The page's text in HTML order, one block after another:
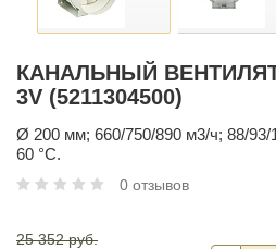
КАНАЛЬНЫЙ
3V (5211304500)
Ø 200 мм; 660/750/890 м3/ч; 88/
60 °С.
0 отзывов
25 352 руб.